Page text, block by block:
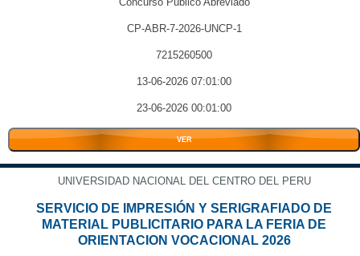
CP-ABR-7-2026-UNCP-1
7215260500
13-06-2026 07:01:00
23-06-2026 00:01:00
VER
UNIVERSIDAD NACIONAL DEL CENTRO DEL PERU
SERVICIO DE IMPRESIÓN Y SERIGRAFIADO DE
MATERIAL PUBLICITARIO PARA LA FERIA DE
ORIENTACION VOCACIONAL 2026